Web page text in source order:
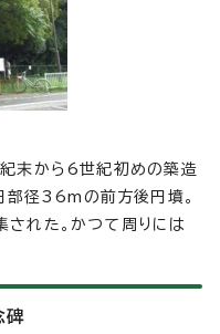
末から6世紀初めの築造
部径36mの前方後円墳。
れた。かつて周りには
碑